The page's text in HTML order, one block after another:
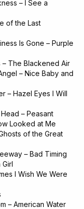
– I See a
of the Last
Is Gone – Purple
– The Blackened Air
– Nice Baby and
– Hazel Eyes I Will
– Peasant
Looked at Me
of the Great
– Bad Timing
Girl
I Wish We Were
– American Water